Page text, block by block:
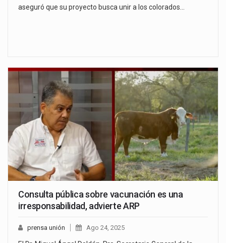
aseguró que su proyecto busca unir a los colorados…
Consulta pública sobre vacunación es una
irresponsabilidad, advierte ARP
prensa unión Ago 24, 2025